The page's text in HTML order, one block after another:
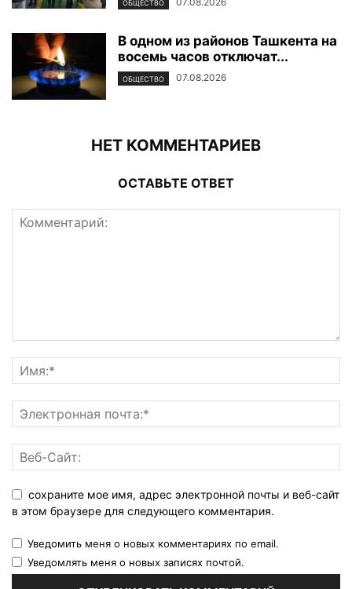
ОБЩЕСТВО
В одном из районов Ташкента на
восемь часов отключат...
ОБЩЕСТВО 07.08.2026
НЕТ КОММЕНТАРИЕВ
ОСТАВЬТЕ ОТВЕТ
сохраните мое имя, адрес электронной почты и веб-сайт
в этом браузере для следующего комментария.
Уведомить меня о новых комментариях по email.
Уведомлять меня о новых записях почтой.